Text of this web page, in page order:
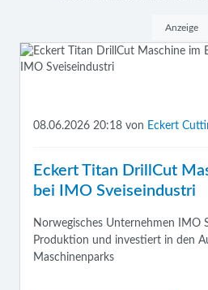
Anzeige
08.06.2026 20:18 von Eckert
Eckert Titan DrillCut
bei IMO Sveiseindustri
Norwegisches Unternehmen IMO
Produktion und investiert in den
Maschinenparks